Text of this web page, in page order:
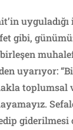
gibi,
uyarıyor:
toplumsal
giderilmesi